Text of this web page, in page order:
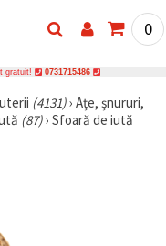
0
gratuit! 0731715486
(4131)› Ațe, șnururi,
(87)› Sfoară de iută